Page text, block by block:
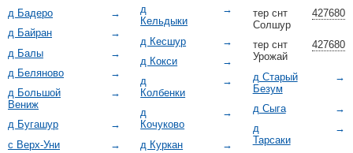
→
д Бадеро
→
д Байран
→
д Балы
→
д Беляново
→
д Большой
Вениж
→
д Бугашур
→
с Верх-Уни
→
д
Кельдыки
→
д Кесшур
→
д Кокси
→
д
Колбенки
→
д
Кочуково
→
д Куркан
427680
тер снт
Солшур
427680
тер снт
Урожай
→
д Старый
Безум
→
д Сыга
→
д
Тарсаки